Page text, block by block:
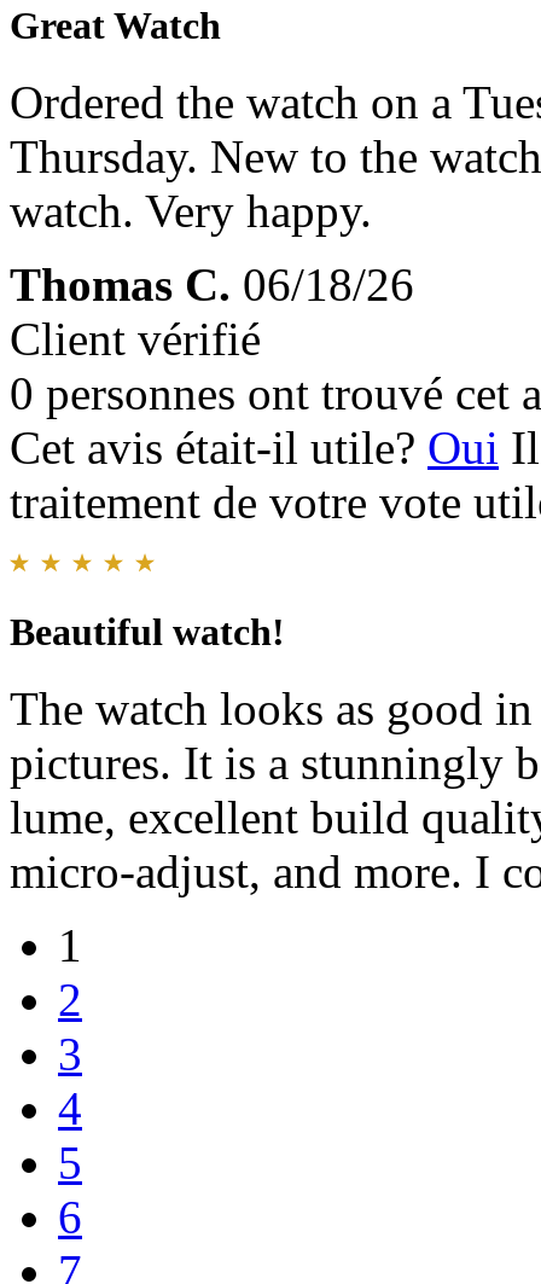
Great Watch
Ordered the watch on a
Thursday. New to the
watch. Very happy.
Thomas C. 06/18/26
Client vérifié
0 personnes ont trouvé cet
Cet avis était-il utile? Oui
traitement de votre vote
Beautiful watch!
The watch looks as good
pictures. It is a stunningly
lume, excellent build
micro-adjust, and more. I
1
2
3
4
5
6
7